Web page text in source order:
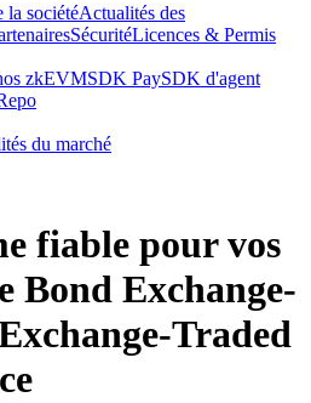
la sociétéActualités des
SécuritéLicences & Permis
zkEVMSDK PaySDK d'agent
du marché
fiable pour vos
Bond Exchange-
Traded